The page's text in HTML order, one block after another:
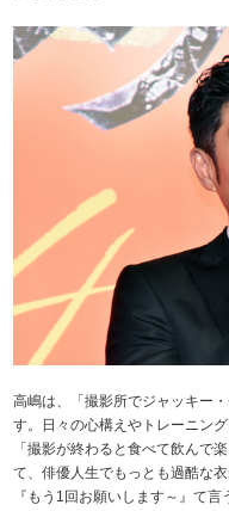
高嶋は、「撮影所でジャッキー
す。日々の心構えやトレーニン
「撮影が終わると食べて飲んで
て、俳優人生でもっとも過酷な
『もう1回お願いします～』て